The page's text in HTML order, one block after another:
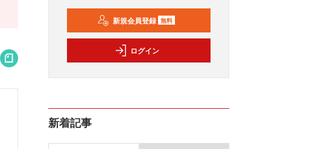
新規会員登録 無料
ログイン
新着記事